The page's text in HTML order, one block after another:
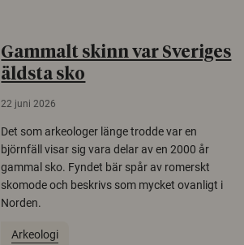
Gammalt skinn var Sveriges
äldsta sko
22 juni 2026
Det som arkeologer länge trodde var en
björnfäll visar sig vara delar av en 2000 år
gammal sko. Fyndet bär spår av romerskt
skomode och beskrivs som mycket ovanligt i
Norden.
Arkeologi